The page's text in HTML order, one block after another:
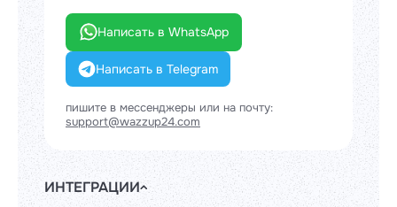
Написать в WhatsApp
Написать в Telegram
пишите в мессенджеры или на почту:
support@wazzup24.com
ИНТЕГРАЦИИ